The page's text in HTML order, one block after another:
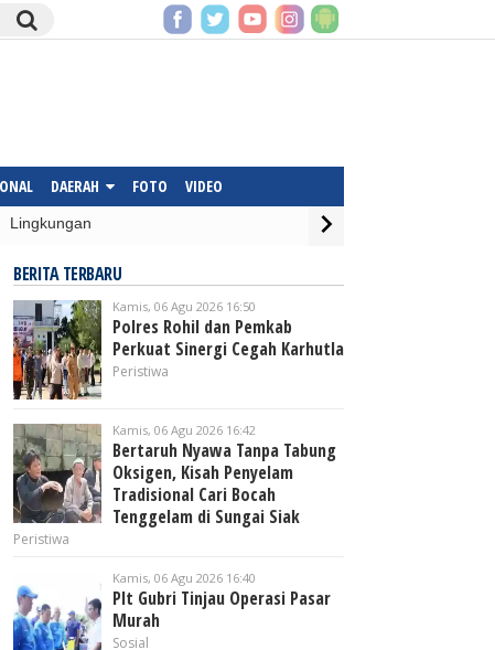
DAERAH FOTO VIDEO
Lingkungan
BERITA TERBARU
Kamis, 06 Agu 2026 16:50
Polres Rohil dan Pemkab
Perkuat Sinergi Cegah Karhutla
Peristiwa
Kamis, 06 Agu 2026 16:42
Bertaruh Nyawa Tanpa Tabung
Oksigen, Kisah Penyelam
Tradisional Cari Bocah
Tenggelam di Sungai Siak
Peristiwa
Kamis, 06 Agu 2026 16:40
Plt Gubri Tinjau Operasi Pasar
Murah
Sosial